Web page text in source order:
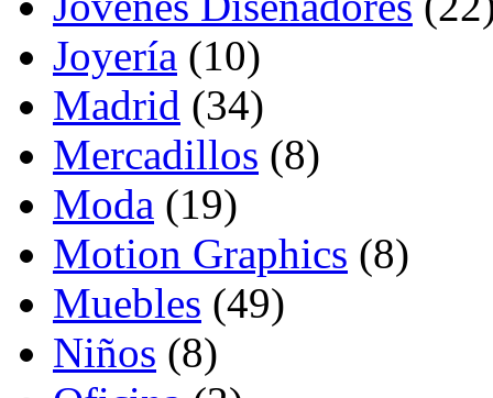
Joyería (10)
Madrid (34)
Mercadillos (8)
Moda (19)
Motion Graphics (8)
Muebles (49)
Niños (8)